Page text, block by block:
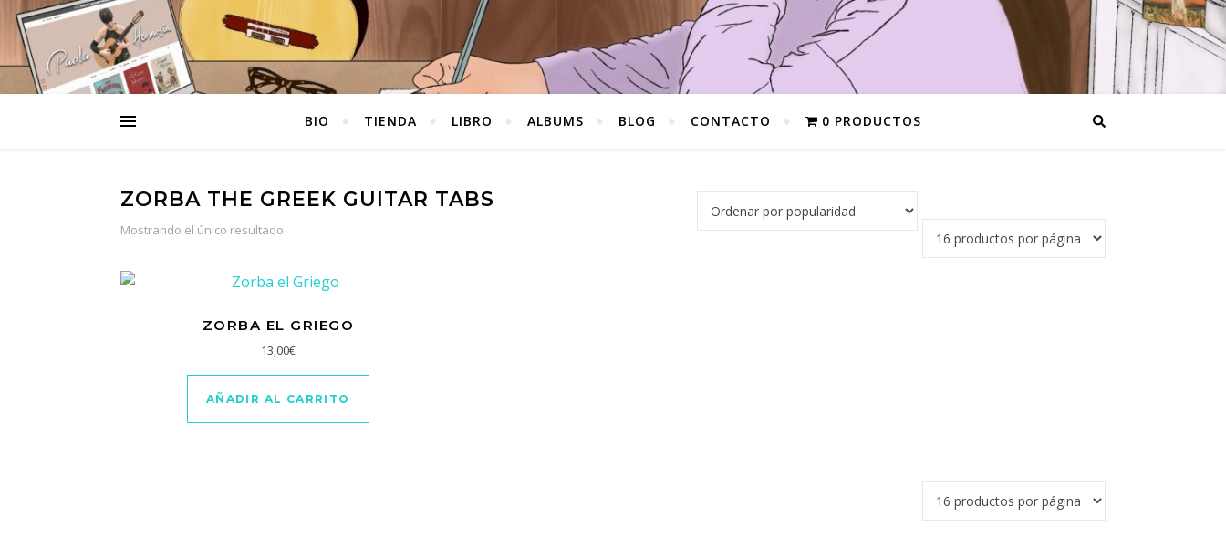
BIO TIENDA LIBRO ALBUMS BLOG CONTACTO 0 PRODUCTOS
ZORBA THE GREEK GUITAR TABS
Mostrando el único resultado
ZORBA EL GRIEGO
13,00€
AÑADIR AL CARRITO